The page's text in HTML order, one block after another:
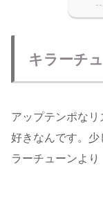
キラーチ
アップテンポな
好きなんです。少
ラーチューンより